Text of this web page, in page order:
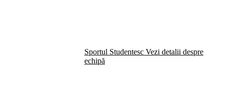
Sportul Studentesc Vezi detalii despre
echipă